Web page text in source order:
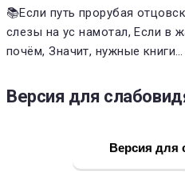
📚Если путь прорубая
слезы на ус намотал, Если в
почём, Значит, нужные книги…
Версия для
Версия для